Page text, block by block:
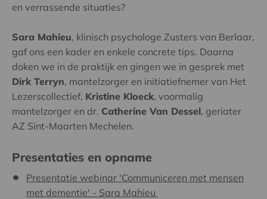
en verrassende situaties?
Sara Mahieu, klinisch psychologe Zusters van Berlaar,
gaf ons een kader en enkele concrete tips. Daarna
doken we in de praktijk en gingen we in gesprek met
Dirk Terryn, mantelzorger en initiatiefnemer van Het
Lezerscollectief, Kristine Kloeck, voormalig
mantelzorger en dr. Catherine Van Dessel, geriater
AZ Sint-Maarten Mechelen.
Presentaties en opname
Presentatie webinar 'Communiceren met mensen
met dementie' - Sara Mahieu